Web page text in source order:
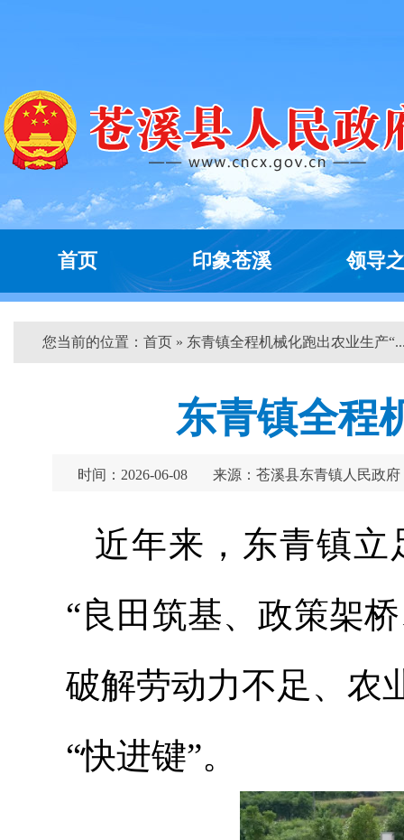
首页 印象苍溪 领导
您当前的位置： 首页 » 东青镇全程机械化跑出农业生产
东青镇全程
时间：2026-06-08 来源：苍溪县东青镇人民政府
近年来，东青镇
“良田筑基、政策架
破解劳动力不足、农
“快进键”。